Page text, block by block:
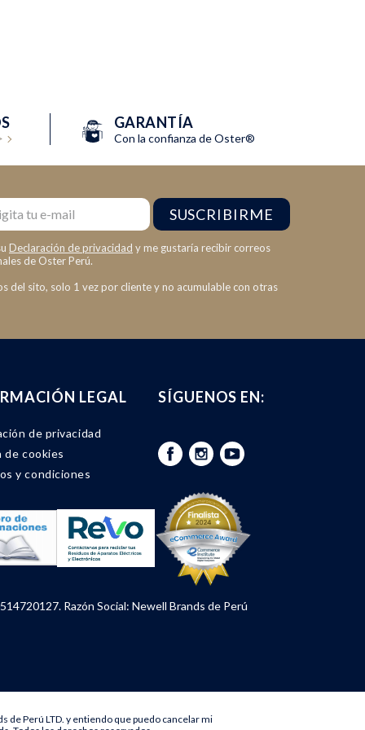
GARANTÍA
Con la confianza de Oster®
SUSCRIBIRME
Declaración de privacidad y me gustaría recibir correos
de Oster Perú.
del sito, solo 1 vez por cliente y no acumulable con otras
LEGAL
de privacidad
de cookies
y condiciones
Razón Social: Newell Brands de Perú
SÍGUENOS EN:
de Perú LTD. y entiendo que puedo cancelar mi